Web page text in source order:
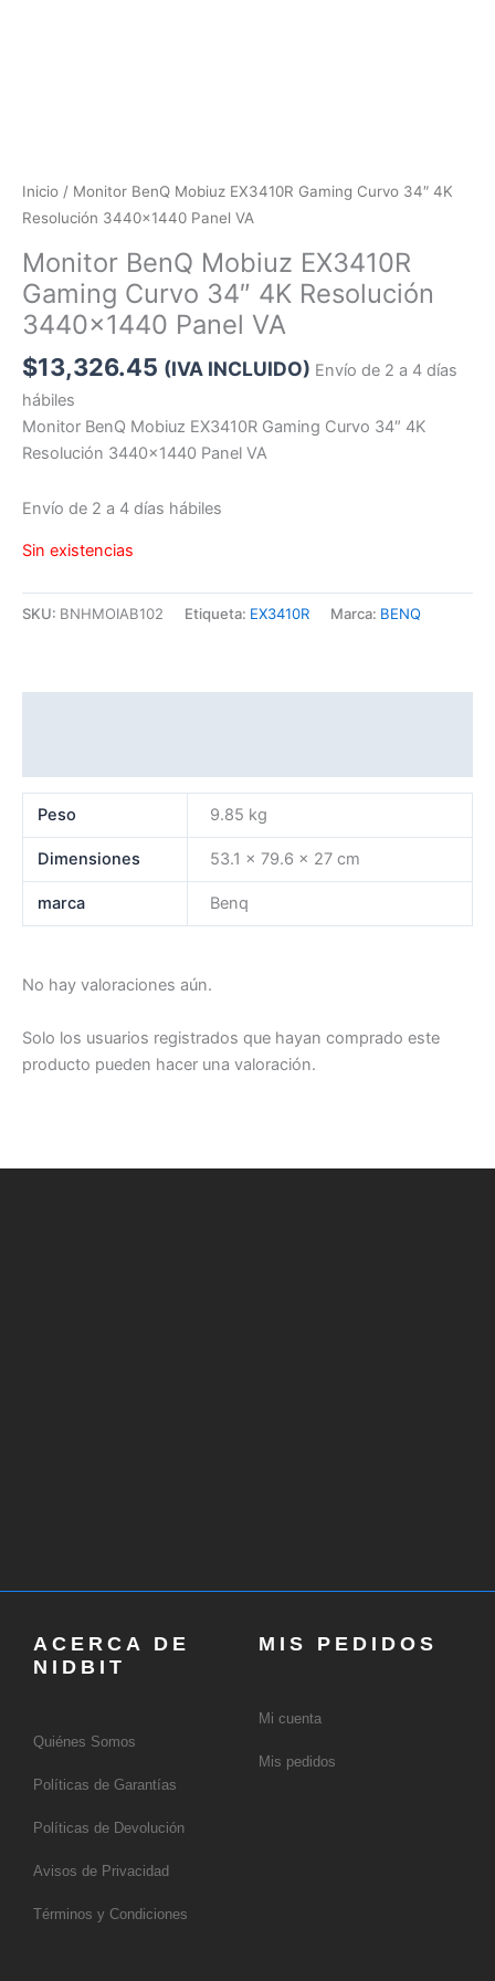
Inicio / Monitor BenQ Mobiuz EX3410R Gaming Curvo 34″ 4K
Resolución 3440×1440 Panel VA
Monitor BenQ Mobiuz EX3410R
Gaming Curvo 34″ 4K Resolución
3440×1440 Panel VA
$13,326.45 (IVA INCLUIDO) Envío de 2 a 4 días
hábiles
Monitor BenQ Mobiuz EX3410R Gaming Curvo 34″ 4K
Resolución 3440×1440 Panel VA
Envío de 2 a 4 días hábiles
Sin existencias
SKU: BNHMOIAB102 Etiqueta: EX3410R Marca: BENQ
Peso 9.85 kg
Dimensiones 53.1 × 79.6 × 27 cm
marca Benq
No hay valoraciones aún.
Solo los usuarios registrados que hayan comprado este
producto pueden hacer una valoración.
ACERCA DE
NIDBIT
Quiénes Somos
Políticas de Garantías
Políticas de Devolución
Avisos de Privacidad
Términos y Condiciones
MIS PEDIDOS
Mi cuenta
Mis pedidos